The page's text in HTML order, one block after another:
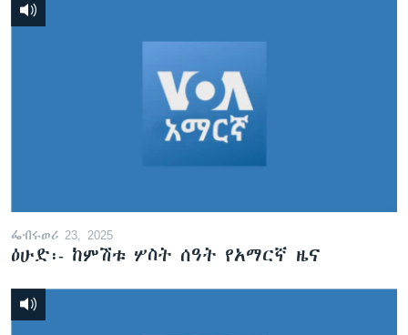
ፌብሩወሪ 23, 2025
ዕሁድ፡- ከምሽቱ ሦስት ሰዓት የአማርኛ ዜና